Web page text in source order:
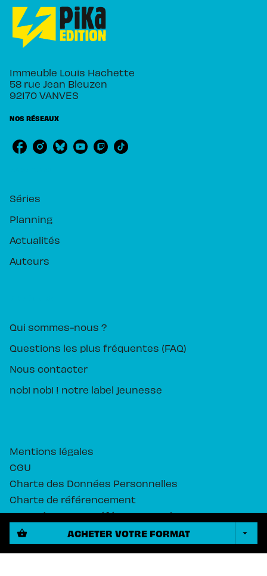
shopping_basket ACHETER VOTRE FORMAT arrow_drop_down
Immeuble Louis Hachette
58 rue Jean Bleuzen
92170 VANVES
NOS RÉSEAUX
Séries
Planning
Actualités
Auteurs
Qui sommes-nous ?
Questions les plus fréquentes (FAQ)
Nous contacter
nobi nobi ! notre label jeunesse
Mentions légales
CGU
Charte des Données Personnelles
Charte de référencement
Paramétrez vos préférences cookies